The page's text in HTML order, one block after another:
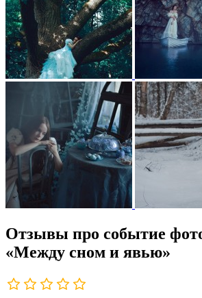
Отзывы про событие
«Между сном и явью»